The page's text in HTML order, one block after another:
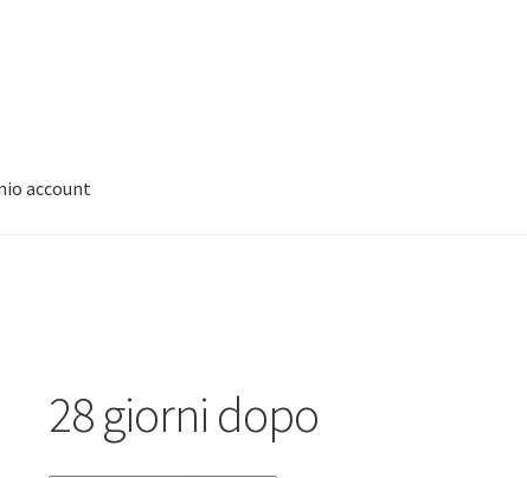
account
28 giorni dopo